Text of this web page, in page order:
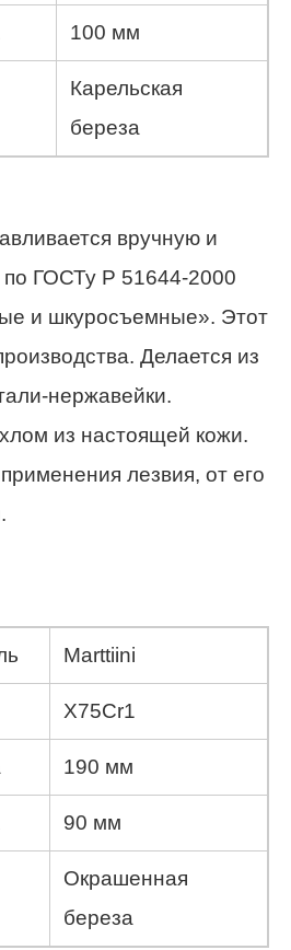
100 мм
Карельская
береза
вручную и
ГОСТу Р 51644-2000
и шкуросъемные». Этот
Делается из
нержавейки.
из настоящей кожи.
лезвия, от его
Marttiini
X75Cr1
190 мм
90 мм
Окрашенная
береза